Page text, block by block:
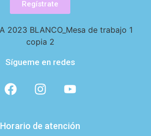
Regístrate
Sígueme en redes
Horario de atención